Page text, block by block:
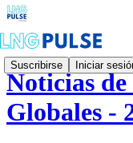
Suscribirse Iniciar
Noticias
Globales -